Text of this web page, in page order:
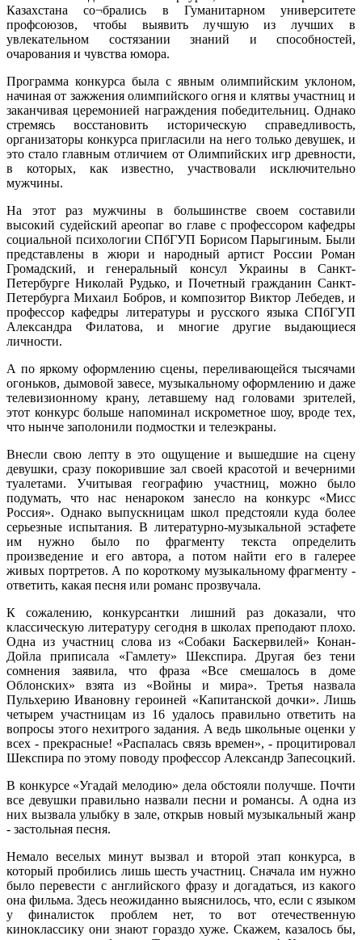
Казахстана со¬брались в Гуманитарном университете
профсоюзов, чтобы выявить лучшую из лучших в
увлекательном состязании знаний и способностей,
очарования и чувства юмора.
Программа конкурса была с явным олимпийским уклоном,
начиная от зажжения олимпийского огня и клятвы участниц и
заканчивая церемонией награждения победительниц. Однако
стремясь восстановить историческую справедливость,
организаторы конкурса пригласили на него только девушек, и
это стало главным отличием от Олимпийских игр древности,
в которых, как известно, участвовали исключительно
мужчины.
На этот раз мужчины в большинстве своем составили
высокий судейский ареопаг во главе с профессором кафедры
социальной психологии СПбГУП Борисом Парыгиным. Были
представлены в жюри и народный артист России Роман
Громадский, и генеральный консул Украины в Санкт-
Петербурге Николай Рудько, и Почетный гражданин Санкт-
Петербурга Михаил Бобров, и композитор Виктор Лебедев, и
профессор кафедры литературы и русского языка СПбГУП
Александра Филатова, и многие другие выдающиеся
личности.
А по яркому оформлению сцены, переливающейся тысячами
огоньков, дымовой завесе, музыкальному оформлению и даже
телевизионному крану, летавшему над головами зрителей,
этот конкурс больше напоминал искрометное шоу, вроде тех,
что нынче заполонили подмостки и телеэкраны.
Внесли свою лепту в это ощущение и вышедшие на сцену
девушки, сразу покорившие зал своей красотой и вечерними
туалетами. Учитывая географию участниц, можно было
подумать, что нас ненароком занесло на конкурс «Мисс
Россия». Однако выпускницам школ предстояли куда более
серьезные испытания. В литературно-музыкальной эстафете
им нужно было по фрагменту текста определить
произведение и его автора, а потом найти его в галерее
живых портретов. А по короткому музыкальному фрагменту -
ответить, какая песня или романс прозвучала.
К сожалению, конкурсантки лишний раз доказали, что
классическую литературу сегодня в школах преподают плохо.
Одна из участниц слова из «Собаки Баскервилей» Конан-
Дойла приписала «Гамлету» Шекспира. Другая без тени
сомнения заявила, что фраза «Все смешалось в доме
Облонских» взята из «Войны и мира». Третья назвала
Пульхерию Ивановну героиней «Капитанской дочки». Лишь
четырем участницам из 16 удалось правильно ответить на
вопросы этого нехитрого задания. А ведь школьные оценки у
всех - прекрасные! «Распалась связь времен», - процитировал
Шекспира по этому поводу профессор Александр Запесоцкий.
В конкурсе «Угадай мелодию» дела обстояли получше. Почти
все девушки правильно назвали песни и романсы. А одна из
них вызвала улыбку в зале, открыв новый музыкальный жанр
- застольная песня.
Немало веселых минут вызвал и второй этап конкурса, в
который пробились лишь шесть участниц. Сначала им нужно
было перевести с английского фразу и догадаться, из какого
она фильма. Здесь неожиданно выяснилось, что, если с языком
у финалисток проблем нет, то вот отечественную
киноклассику они знают гораздо хуже. Скажем, казалось бы,